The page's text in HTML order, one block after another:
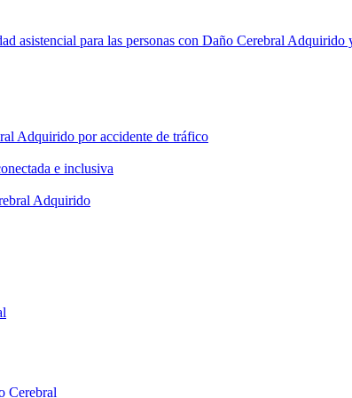
asistencial para las personas con Daño Cerebral Adquirido
Adquirido por accidente de tráfico
e inclusiva
Adquirido
Cerebral